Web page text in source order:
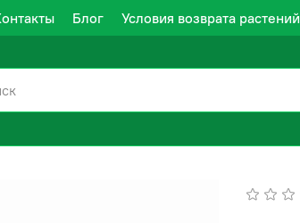
Блог Условия возврата растений